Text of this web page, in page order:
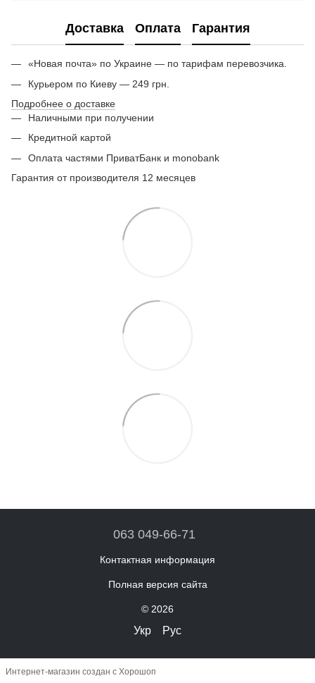
Доставка Оплата Гарантия
«Новая почта» по Украине — по тарифам перевозчика.
Курьером по Киеву — 249 грн.
Подробнее о доставке
Наличными при получении
Кредитной картой
Оплата частями ПриватБанк и monobank
Гарантия от производителя 12 месяцев
063 049-66-71
Контактная информация
Полная версия сайта
© 2026
Укр Рус
Интернет-магазин создан с Хорошоп